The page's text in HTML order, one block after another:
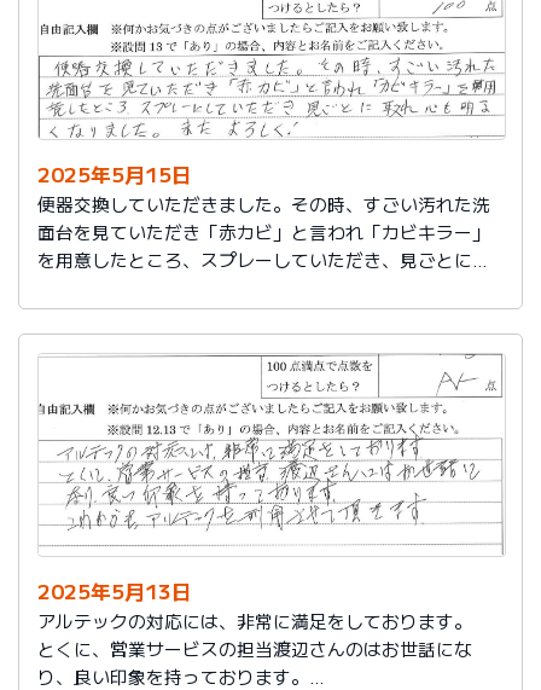
2025年5月15日
便器交換していただきました。その時、すごい汚れた洗
面台を見ていただき「赤カビ」と言われ「カビキラー」
を用意したところ、スプレーしていただき、見ごとに取
2025年5月13日
アルテックの対応には、非常に満足をしております。
とくに、営業サービスの担当渡辺さんのはお世話にな
り、良い印象を持っております。